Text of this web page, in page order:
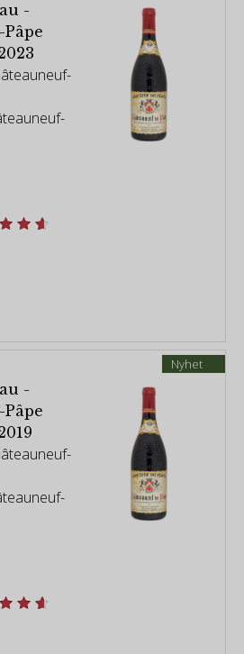
-
Nyhet
-